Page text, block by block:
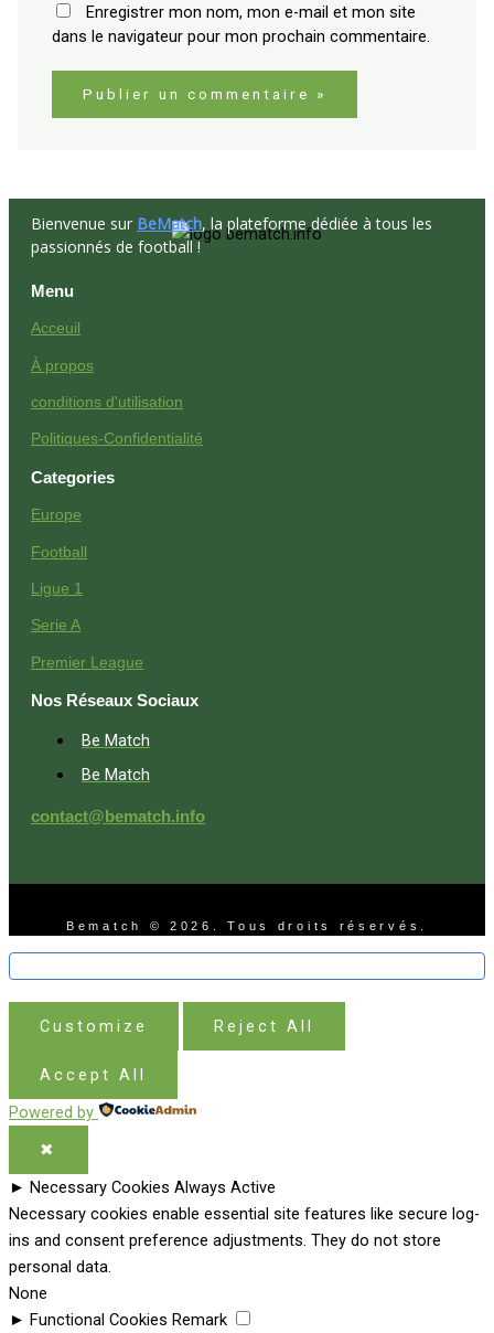
Enregistrer mon nom, mon e-mail et mon site
dans le navigateur pour mon prochain commentaire.
Bienvenue sur BeMatch, la plateforme dédiée à tous les
passionnés de football !
Menu
Acceuil
À propos
conditions d'utilisation
Politiques-Confidentialité
Categories
Europe
Football
Ligue 1
Serie A
Premier League
Nos Réseaux Sociaux
Be Match
Be Match
contact@bematch.info
Bematch © 2026. Tous droits réservés.
Customize Reject All
Accept All
Powered by
✖
► Necessary Cookies Always Active
Necessary cookies enable essential site features like secure log-
ins and consent preference adjustments. They do not store
personal data.
None
► Functional Cookies Remark